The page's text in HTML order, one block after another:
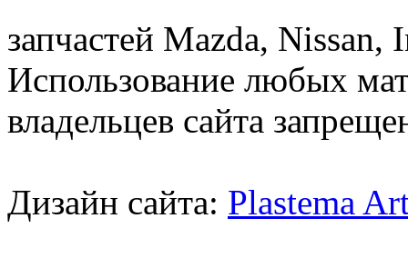
запчастей Mazda,
Использование любых
владельцев сайта
Дизайн сайта: Plastema